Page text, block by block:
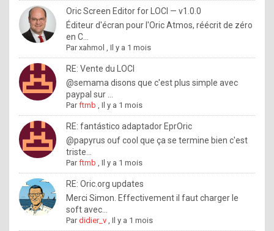
o
u
w
a
n
t
o
n
o
w
h
Oric Screen Editor for LOCI — v1.0.0
Éditeur d'écran pour l'Oric Atmos, réécrit de zéro
en C...
Parxahmol ,Il y a 1 mois
RE: Vente du LOCI
@semama disons que c'est plus simple avec
paypal sur ...
Parftmb ,Il y a 1 mois
RE: fantástico adaptador EprOric
@papyrus ouf cool que ça se termine bien c'est
triste...
Parftmb ,Il y a 1 mois
RE: Oric.org updates
Merci Simon. Effectivement il faut charger le
soft avec...
Pardidier_v ,Il y a 1 mois